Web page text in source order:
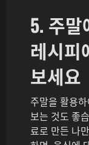
5. 주
레시피
보세요
주말을 활용
보는 것도 좋
료로 만든 나